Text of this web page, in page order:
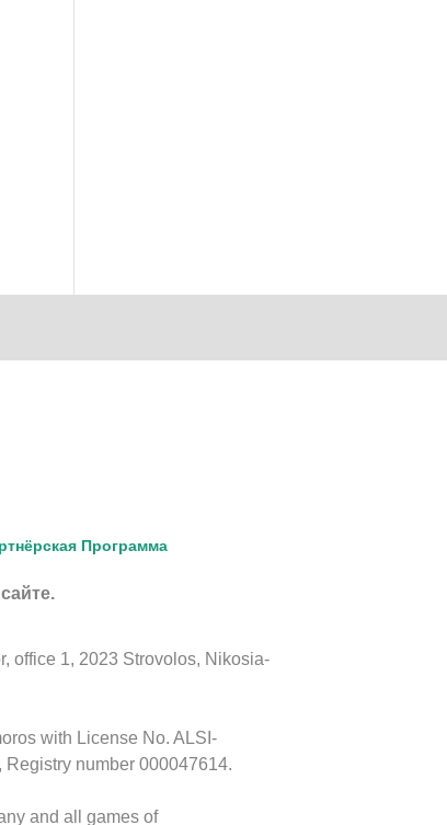
Программа
office 1, 2023 Strovolos, Nikosia-
with License No. ALSI-
number 000047614.
and all games of